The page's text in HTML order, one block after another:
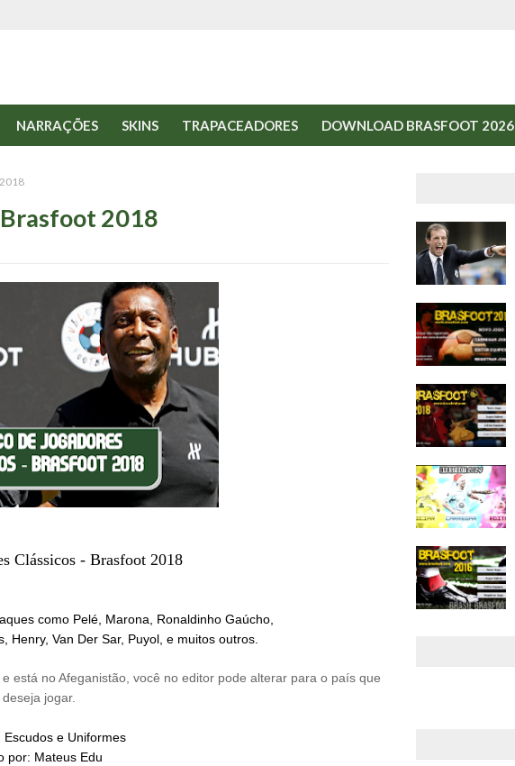
NARRAÇÕES SKINS TRAPACEADORES DOWNLOAD BRASFOOT 2026
Brasfoot 2018
Clássicos - Brasfoot 2018
como Pelé, Marona, Ronaldinho Gaúcho,
Henry, Van Der Sar, Puyol, e muitos outros.
está no Afeganistão, você no editor pode alterar para o país que
deseja jogar.
Escudos e Uniformes
por: Mateus Edu